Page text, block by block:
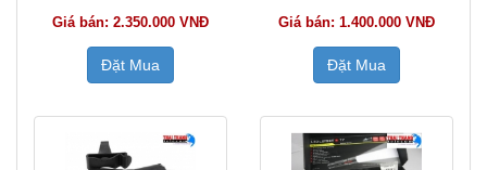
Giá bán: 2.350.000 VNĐ
Đặt Mua
Giá bán: 1.400.000 VNĐ
Đặt Mua